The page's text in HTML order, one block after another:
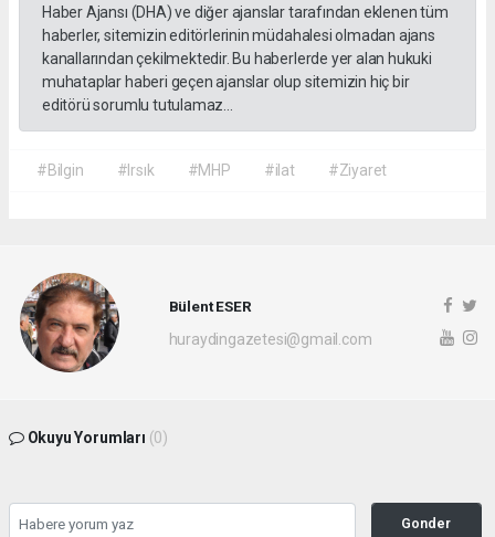
Haber Ajansı (DHA) ve diğer ajanslar tarafından eklenen tüm
haberler, sitemizin editörlerinin müdahalesi olmadan ajans
kanallarından çekilmektedir. Bu haberlerde yer alan hukuki
muhataplar haberi geçen ajanslar olup sitemizin hiç bir
editörü sorumlu tutulamaz...
#Bilgin #Irsık #MHP #ilat #Ziyaret
Bülent ESER
huraydingazetesi@gmail.com
Okuyu Yorumları (0)
Gonder